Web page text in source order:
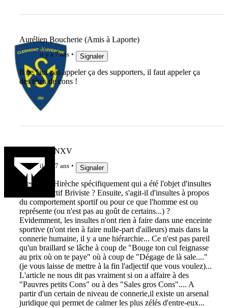
Aurélien Boucherie (Amis à Laporte)
il y a 7 ans Signaler
Il ne faut pas appeler ça des supporters, il faut appeler ça
des têtes de cons !
MARCFANXV
il y a 7 ans Signaler
C'est Said Hirèche spécifiquement qui a été l'objet d'insultes
ou le collectif Briviste ? Ensuite, s'agit-il d'insultes à propos
du comportement sportif ou pour ce que l'homme est ou
représente (ou n'est pas au goût de certains...) ?
Evidemment, les insultes n'ont rien à faire dans une enceinte
sportive (n'ont rien à faire nulle-part d'ailleurs) mais dans la
connerie humaine, il y a une hiérarchie... Ce n'est pas pareil
qu'un braillard se lâche à coup de "Bouge ton cul feignasse
au prix où on te paye" où à coup de "Dégage de là sale...."
(je vous laisse de mettre à la fin l'adjectif que vous voulez)...
L'article ne nous dit pas vraiment si on a affaire à des
"Pauvres petits Cons" ou à des "Sales gros Cons".... A
partir d'un certain de niveau de connerie,il existe un arsenal
juridique qui permet de calmer les plus zélés d'entre-eux...